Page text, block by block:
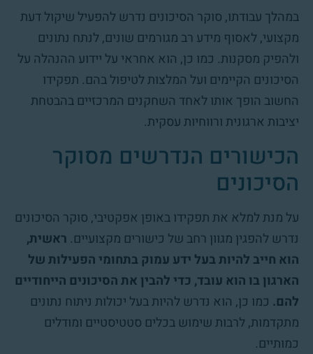
במהלך עבודתו, סוקר הסיכונים נדרש להפעיל שיקול דעת
מקצועי, לאסוף מידע רב מגורמים שונים, לנתח נתונים
ולהפיק מסקנות. כמו כן, הוא אחראי על יידוע ההנהלה על
הסיכונים הקיימים ועל המלצות לטיפול בהם. תפקידו
החשוב הופך אותו לאחד השחקנים המרכזיים בהבטחת
יציבות ארגונית ורווחיות עסקית.
הכישורים הנדרשים מסוקר
הסיכונים
על מנת למלא את תפקידו באופן אפקטיבי, סוקר הסיכונים
נדרש להפגין מגוון רחב של כישורים מקצועיים. ראשית,
הוא חייב להיות בעל ידע עמוק בתחומי הפעילות של
הארגון בו הוא עובד, כדי להבין את הסיכונים הייחודיים
להם. כמו כן, הוא נדרש להיות בעל יכולות ניתוח נתונים
מתקדמות, לרבות שימוש בכלים סטטיסטיים ומודלים
כמותיים.